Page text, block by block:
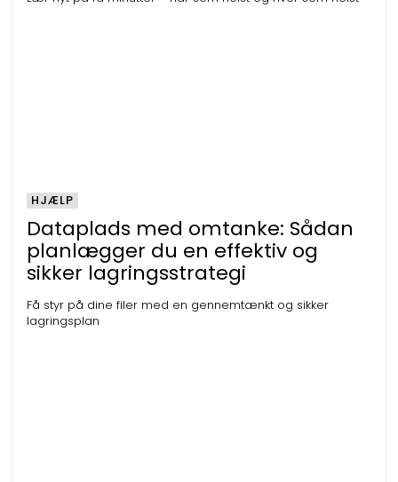
Dataplads med omtanke: Sådan
planlægger du en effektiv og
sikker lagringsstrategi
Få styr på dine filer med en gennemtænkt og sikker
lagringsplan
HJÆLP